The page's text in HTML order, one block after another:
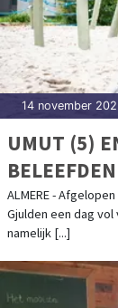
14 november
UMUT (5)
ALMERE -
Gjulden een dag
namelijk [...]